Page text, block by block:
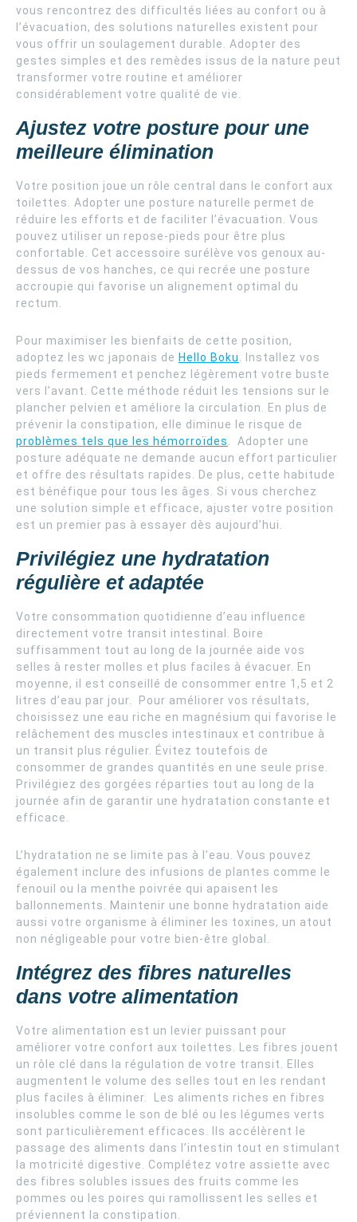
vous rencontrez des difficultés liées au confort ou à
l’évacuation, des solutions naturelles existent pour
vous offrir un soulagement durable. Adopter des
gestes simples et des remèdes issus de la nature peut
transformer votre routine et améliorer
considérablement votre qualité de vie.
Ajustez votre posture pour une
meilleure élimination
Votre position joue un rôle central dans le confort aux
toilettes. Adopter une posture naturelle permet de
réduire les efforts et de faciliter l’évacuation. Vous
pouvez utiliser un repose-pieds pour être plus
confortable. Cet accessoire surélève vos genoux au-
dessus de vos hanches, ce qui recrée une posture
accroupie qui favorise un alignement optimal du
rectum.
Pour maximiser les bienfaits de cette position,
adoptez les wc japonais de Hello Boku
. Installez vos
pieds fermement et penchez légèrement votre buste
vers l’avant. Cette méthode réduit les tensions sur le
plancher pelvien et améliore la circulation. En plus de
prévenir la constipation, elle diminue le risque de
problèmes tels que les hémorroïdes
. Adopter une
posture adéquate ne demande aucun effort particulier
et offre des résultats rapides. De plus, cette habitude
est bénéfique pour tous les âges. Si vous cherchez
une solution simple et efficace, ajuster votre position
est un premier pas à essayer dès aujourd’hui.
Privilégiez une hydratation
régulière et adaptée
Votre consommation quotidienne d’eau influence
directement votre transit intestinal. Boire
suffisamment tout au long de la journée aide vos
selles à rester molles et plus faciles à évacuer. En
moyenne, il est conseillé de consommer entre 1,5 et 2
litres d’eau par jour. Pour améliorer vos résultats,
choisissez une eau riche en magnésium qui favorise le
relâchement des muscles intestinaux et contribue à
un transit plus régulier. Évitez toutefois de
consommer de grandes quantités en une seule prise.
Privilégiez des gorgées réparties tout au long de la
journée afin de garantir une hydratation constante et
efficace.
L’hydratation ne se limite pas à l’eau. Vous pouvez
également inclure des infusions de plantes comme le
fenouil ou la menthe poivrée qui apaisent les
ballonnements. Maintenir une bonne hydratation aide
aussi votre organisme à éliminer les toxines, un atout
non négligeable pour votre bien-être global.
Intégrez des fibres naturelles
dans votre alimentation
Votre alimentation est un levier puissant pour
améliorer votre confort aux toilettes. Les fibres jouent
un rôle clé dans la régulation de votre transit. Elles
augmentent le volume des selles tout en les rendant
plus faciles à éliminer. Les aliments riches en fibres
insolubles comme le son de blé ou les légumes verts
sont particulièrement efficaces. Ils accélèrent le
passage des aliments dans l’intestin tout en stimulant
la motricité digestive. Complétez votre assiette avec
des fibres solubles issues des fruits comme les
pommes ou les poires qui ramollissent les selles et
préviennent la constipation.